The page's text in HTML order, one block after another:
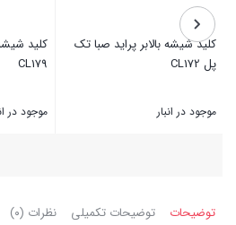
کلید شیشه بالابر پراید صبا تک
پل CL172
موجود در انبار
کلید شیشه
CL179
موجود در
توضیحات توضیحات تکمیلی نظرات (۰)